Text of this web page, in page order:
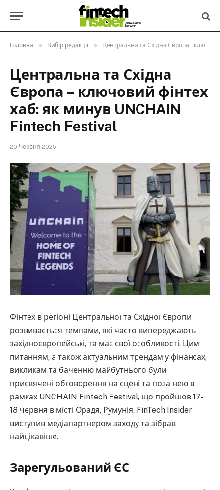
Головна » Вибір редакції » Центральна та Східна Європа – ключовий фінтех хаб: як минув UNCHAIN Fintech Festival
Центральна та Східна
Європа – ключовий фінтех
хаб: як минув UNCHAIN
Fintech Festival
20 Червня 2025
Фінтех в регіоні Центральної та Східної Європи
розвивається темпами, які часто випереджають
західноєвропейські, та має свої особливості. Цим
питанням, а також актуальним трендам у фінансах,
викликам та баченню майбутнього були
присвячені обговорення на сцені та поза нею в
рамках UNCHAIN Fintech Festival, що пройшов 17-
18 червня в місті Орадя, Румунія. FinTech Insider
виступив медіапартнером заходу та зібрав
найцікавіше.
Зарегульований ЄС